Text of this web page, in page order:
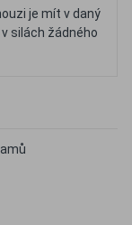
je mít v daný
silách žádného